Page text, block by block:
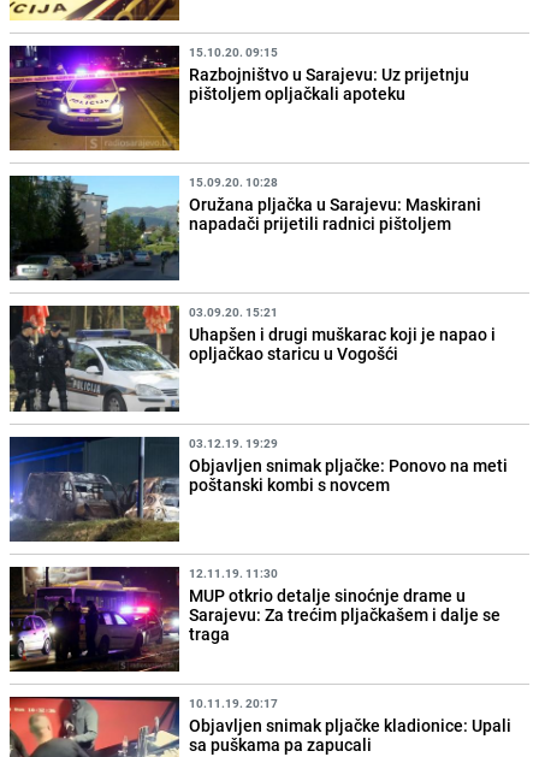
15.10.20. 09:15
Razbojništvo u Sarajevu: Uz prijetnju
pištoljem opljačkali apoteku
15.09.20. 10:28
Oružana pljačka u Sarajevu: Maskirani
napadači prijetili radnici pištoljem
03.09.20. 15:21
Uhapšen i drugi muškarac koji je napao i
opljačkao staricu u Vogošći
03.12.19. 19:29
Objavljen snimak pljačke: Ponovo na meti
poštanski kombi s novcem
12.11.19. 11:30
MUP otkrio detalje sinoćnje drame u
Sarajevu: Za trećim pljačkašem i dalje se
traga
10.11.19. 20:17
Objavljen snimak pljačke kladionice: Upali
sa puškama pa zapucali